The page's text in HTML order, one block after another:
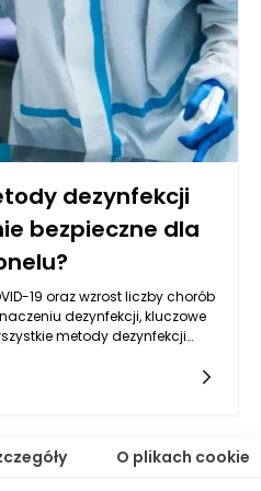
dezynfekcji
bezpieczne dla
19 oraz wzrost liczby chorób
dezynfekcji, kluczowe
metody dezynfekcji
w eliminacji patogenów,
bliżej różnym metodom
minimalizują ryzykoO plikach cookie